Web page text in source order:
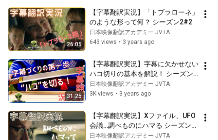
26:05
【字幕翻訳実況】「トブラローネ」
のような形って何？ シーズン2#2
日本映像翻訳アカデミー JVTA
643 views • 3 years ago
31:25
【字幕翻訳実況】字幕に欠かせない
ハコ切りの基本を解説！ シーズン
2#3
日本映像翻訳アカデミー JVTA
3K views • 3 years ago
【字幕翻訳実況】Xファイル、UFO
会議…調べものにハマる シーズン
2#4
日本映像翻訳アカデミー JVTA